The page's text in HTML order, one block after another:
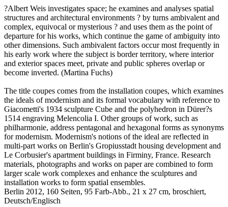
?Albert Weis investigates space; he examines and analyses spatial
structures and architectural environments ? by turns ambivalent and
complex, equivocal or mysterious ? and uses them as the point of
departure for his works, which continue the game of ambiguity into
other dimensions. Such ambivalent factors occur most frequently in
his early work where the subject is border territory, where interior
and exterior spaces meet, private and public spheres overlap or
become inverted. (Martina Fuchs)
The title coupes comes from the installation coupes, which examines
the ideals of modernism and its formal vocabulary with reference to
Giacometti's 1934 sculpture Cube and the polyhedron in Dürer?s
1514 engraving Melencolia I. Other groups of work, such as
philharmonie, address pentagonal and hexagonal forms as synonyms
for modernism. Modernism's notions of the ideal are reflected in
multi-part works on Berlin's Gropiusstadt housing development and
Le Corbusier's apartment buildings in Firminy, France. Research
materials, photographs and works on paper are combined to form
larger scale work complexes and enhance the sculptures and
installation works to form spatial ensembles.
Berlin 2012, 160 Seiten, 95 Farb-Abb., 21 x 27 cm, broschiert,
Deutsch/Englisch